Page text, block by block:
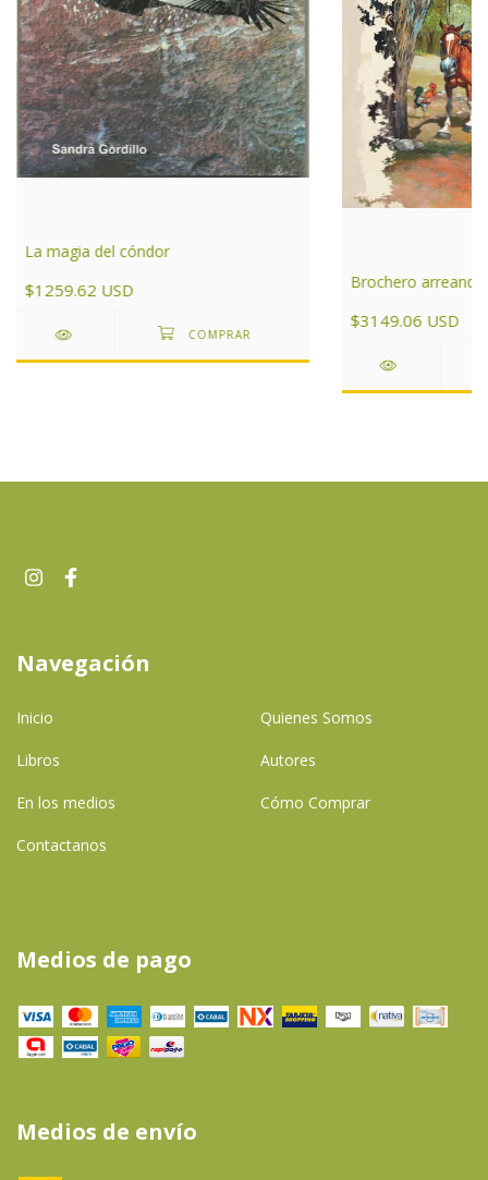
La magia del cóndor
$1259.62 USD Brochero
$3149.06 USD
Navegación
Inicio Quienes Somos
Libros Autores
En los medios Cómo Comprar
Contactanos
Medios de pago
Medios de envío